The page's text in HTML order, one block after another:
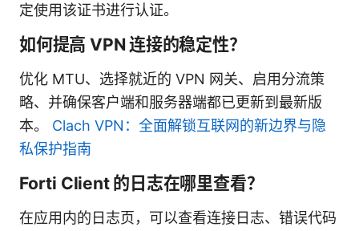
定使用该证书进行认证。
如何提高 VPN 连接的稳定性？
优化 MTU、选择就近的 VPN 网关、启用分流策
略、并确保客户端和服务器端都已更新到最新版
本。 Clach VPN：全面解锁互联网的新边界与隐
私保护指南
Forti Client 的日志在哪里查看？
在应用内的日志页，可以查看连接日志、错误代码